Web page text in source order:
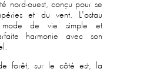
nord-ouest, conçu pour se
et du vent. L'ostau
mode de vie simple et
harmonie avec son
forêt, sur le côté est, la